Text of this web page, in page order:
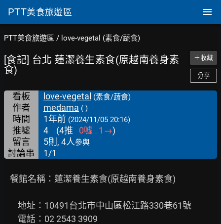
PTT美食旅遊區
PTT美食旅遊區 / love-vegetal (素食/蔬食)
[食記] 台北 蓮潔養生素食(原越南養身素
食)
＋收藏
分享
看板 love-vegetal (素食/蔬食)
作者 medama ( )
時間 1年前 (2024/11/05 20:16)
推噓 4 (4推 0噓 1 →)
留言
5則, 4人參與
討論串 1/1